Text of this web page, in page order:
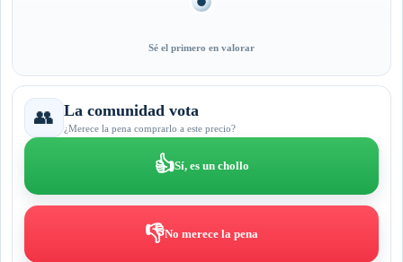
Sé el primero en valorar
👥 La comunidad vota
¿Merece la pena comprarlo a este precio?
👍Sí, es un chollo
👎No merece la pena